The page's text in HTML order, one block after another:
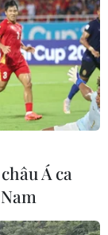
Á ca